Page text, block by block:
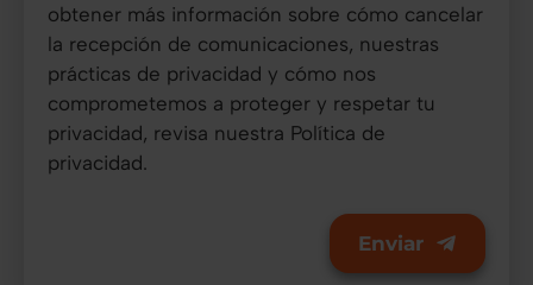
obtener más información sobre cómo cancelar
la recepción de comunicaciones, nuestras
prácticas de privacidad y cómo nos
comprometemos a proteger y respetar tu
privacidad, revisa nuestra Política de
privacidad.